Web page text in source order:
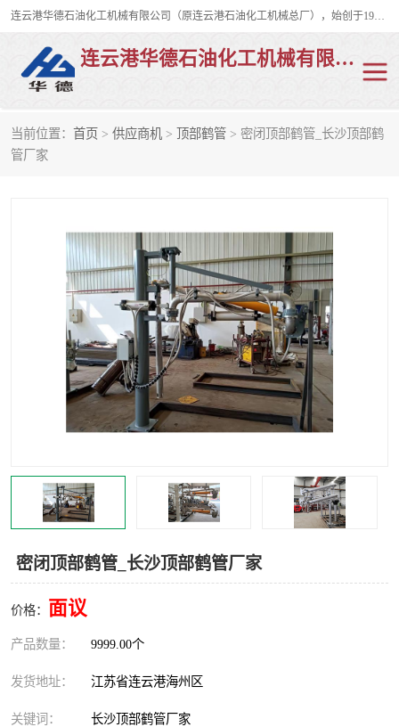
连云港华德石油化工机械有限公司（原连云港石油化工机械总厂），始创于1982年，是从事码头船用流体装卸臂、陆用流体装卸臂（鹤管）、活动梯、钢构平台、定量装车系统等全系列流体装卸设备的设计、制造、销售以及服务的专业供应商。
连云港华德石油化工机械有限公司
当前位置： 首页 > 供应商机 > 顶部鹤管 > 密闭顶部鹤管_长沙顶部鹤
管厂家
密闭顶部鹤管_长沙顶部鹤管厂家
价格： 面议
产品数量： 9999.00个
发货地址： 江苏省连云港海州区
关键词： 长沙顶部鹤管厂家
陆用流体装卸臂
LNG鹤管
平台栈桥 卸车鹤管
装车鹤管 输油臂
紧急脱离干式接头 火车鹤管
汽车鹤管 顶部鹤管
浮动出油装置 鹤管